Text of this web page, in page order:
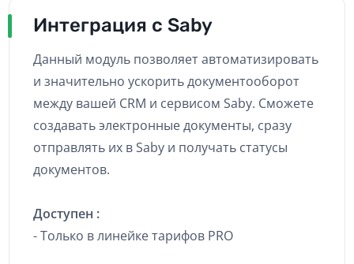
Интеграция с Saby
Данный модуль позволяет автоматизировать
и значительно ускорить документооборот
между вашей CRM и сервисом Saby. Сможете
создавать электронные документы, сразу
отправлять их в Saby и получать статусы
документов.
Доступен :
- Только в линейке тарифов PRO